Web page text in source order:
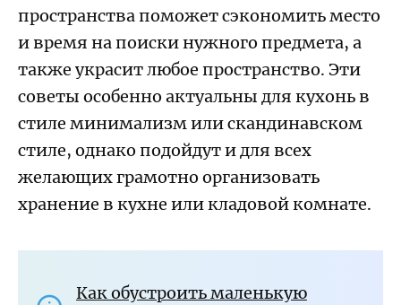
пространства поможет сэкономить место
и время на поиски нужного предмета, а
также украсит любое пространство. Эти
советы особенно актуальны для кухонь в
стиле минимализм или скандинавском
стиле, однако подойдут и для всех
желающих грамотно организовать
хранение в кухне или кладовой комнате.
Как обустроить маленькую